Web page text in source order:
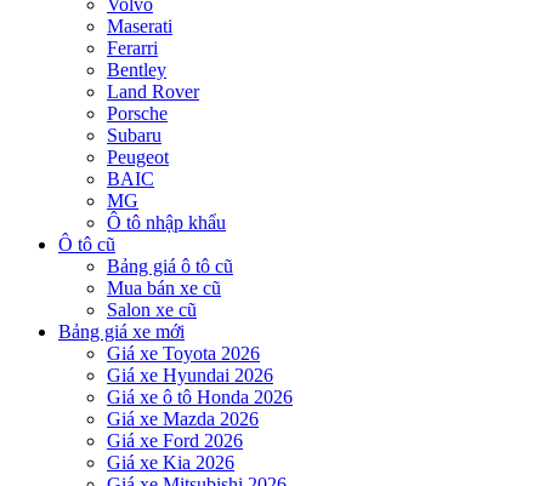
Volvo
Maserati
Ferarri
Bentley
Land Rover
Porsche
Subaru
Peugeot
BAIC
MG
Ô tô nhập khẩu
Ô tô cũ
Bảng giá ô tô cũ
Mua bán xe cũ
Salon xe cũ
Bảng giá xe mới
Giá xe Toyota 2026
Giá xe Hyundai 2026
Giá xe ô tô Honda 2026
Giá xe Mazda 2026
Giá xe Ford 2026
Giá xe Kia 2026